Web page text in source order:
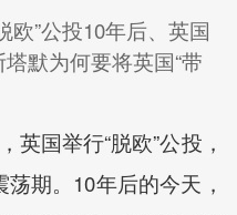
欧”公投10年后、英国
默为何要将英国“带
英国举行“脱欧”公投，
期。10年后的今天，